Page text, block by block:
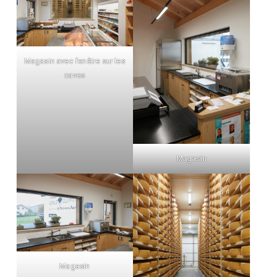
Magasin avec fenêtre sur les
caves
Magasin
Magasin